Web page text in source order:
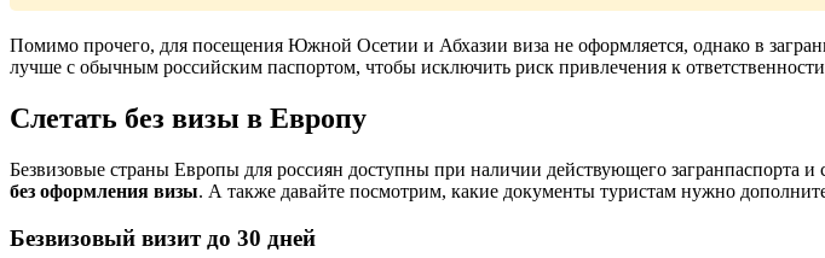
Помимо прочего, для посещения Южной Осетии и Абхазии виза не оформляется, однако в
лучше с обычным российским паспортом, чтобы исключить риск привлечения к
Слетать без визы в Европу
Безвизовые страны Европы для россиян доступны при наличии действующего загранпаспорта
без оформления визы. А также давайте посмотрим, какие документы туристам нужно
Безвизовый визит до 30 дней